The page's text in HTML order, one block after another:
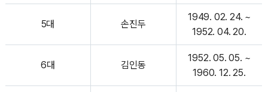
5대 손진두
1949. 02. 24. ~
1952. 04. 20.
6대 김인동
1952. 05. 05. ~
1960. 12. 25.